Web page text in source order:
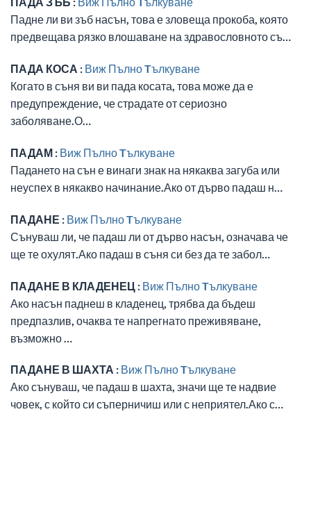
Падне ли ви зъб насън, това е зловеща прокоба, която
предвещава рязко влошаване на здравословното съ…
ПАДА КОСА : Виж Пълно Tълкуване
Когато в съня ви ви пада косата, това може да е
предупреждение, че страдате от сериозно
заболяване.О…
ПАДАМ : Виж Пълно Tълкуване
Падането на сън е винаги знак на някаква загуба или
неуспех в някакво начинание.Ако от дърво падаш н…
ПАДАНЕ : Виж Пълно Tълкуване
Сънуваш ли, че падаш ли от дърво насън, означава че
ще те охулят.Ако падаш в съня си без да те забол…
ПАДАНЕ В КЛАДЕНЕЦ : Виж Пълно Tълкуване
Ако насън паднеш в кладенец, трябва да бъдеш
предпазлив, очаква те напрегнато преживяване,
възможно …
ПАДАНЕ В ШАХТА : Виж Пълно Tълкуване
Ако сънуваш, че падаш в шахта, значи ще те надвие
човек, с който си съперничиш или с неприятел.Ако с…